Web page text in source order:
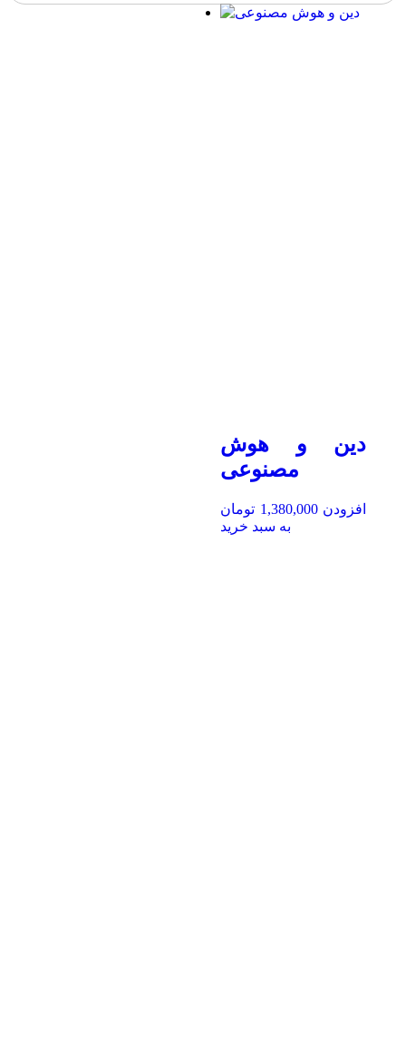
دین و هوش
مصنوعی
1,380,000 تومان
افزودن
به سبد خرید